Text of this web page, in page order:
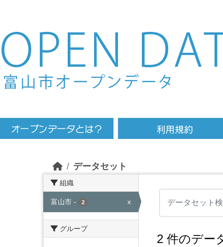
Skip to main content
データセット
組織
富山市 - 2 x
グループ
2 件のデー